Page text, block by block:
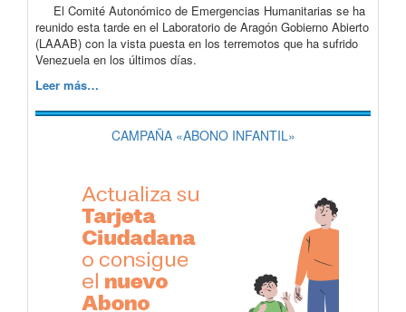
El Comité Autonómico de Emergencias Humanitarias se ha
reunido esta tarde en el Laboratorio de Aragón Gobierno Abierto
(LAAAB) con la vista puesta en los terremotos que ha sufrido
Venezuela en los últimos días.
Leer más…
CAMPAÑA «ABONO INFANTIL»